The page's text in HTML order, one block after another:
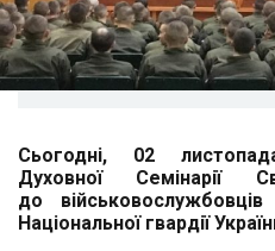
Сьогодні, 02
Духовної Семінарії
до
Національної гвардії